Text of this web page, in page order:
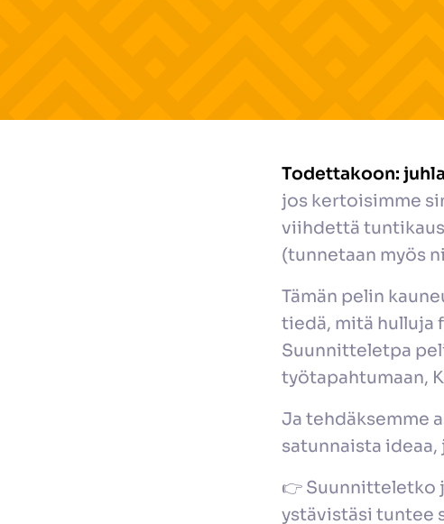
Todettakoon:
jos kertoisimme
viihdettä
(tunnetaan myös
Tämän pelin
tiedä, mitä hulluja
Suunnitteletpa
työtapahtumaan,
Ja tehdäksemme
satunnaista
👉 Suunnitteletko
ystävistäsi tuntee